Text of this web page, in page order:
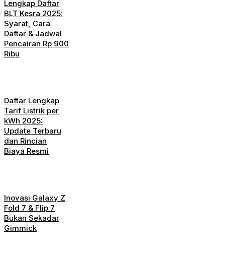
Lengkap Daftar
BLT Kesra 2025:
Syarat, Cara
Daftar & Jadwal
Pencairan Rp 900
Ribu
Daftar Lengkap
Tarif Listrik per
kWh 2025:
Update Terbaru
dan Rincian
Biaya Resmi
Inovasi Galaxy Z
Fold 7 & Flip 7
Bukan Sekadar
Gimmick